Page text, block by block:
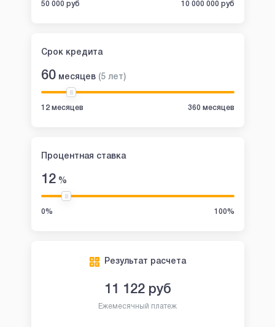
50 000 руб 10 000 000 руб
Срок кредита
60 месяцев (5 лет)
12 месяцев 360 месяцев
Процентная ставка
12%
0% 100%
Результат расчета
11 122руб
Ежемесячный платеж